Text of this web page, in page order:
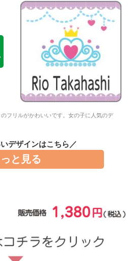
よくある質問
商品ガイド
会社概要
らせ
会員登録
フリルがかわいいです。女の子に人気のデ
デザインはこちら／
と見る